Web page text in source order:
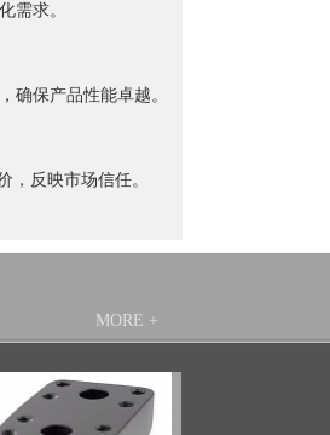
需求。
确保产品性能卓越。
，反映市场信任。
MORE +